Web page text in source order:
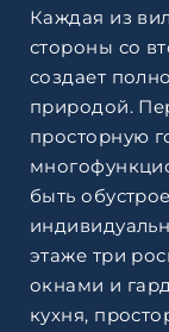
Каждая из
стороны со
создает
природой.
просторную
быть
этаже три
окнами и
кухня,